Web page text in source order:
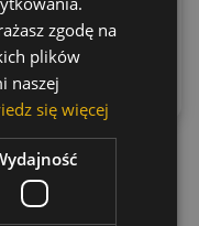
Dodaj do
koszyka
zgodę na
plików
naszej
się więcej